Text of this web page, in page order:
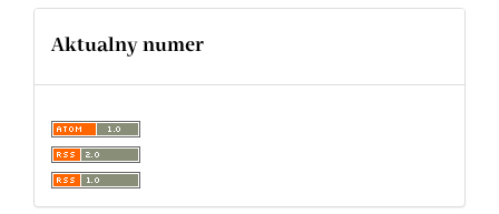
Aktualny numer